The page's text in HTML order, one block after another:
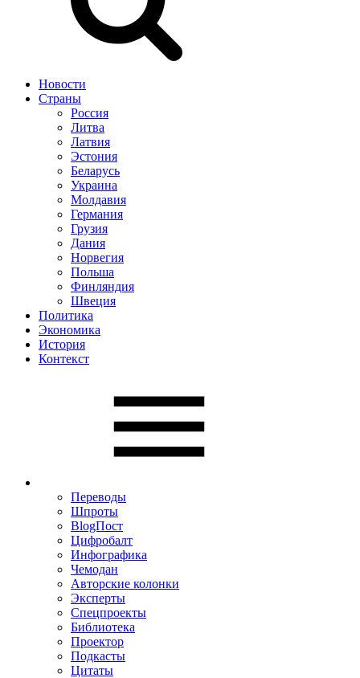
Новости
Страны
Россия
Литва
Латвия
Эстония
Беларусь
Украина
Молдавия
Германия
Грузия
Дания
Норвегия
Польша
Финляндия
Швеция
Политика
Экономика
История
Контекст
Переводы
Шпроты
BlogПост
Цифробалт
Инфографика
Чемодан
Авторские колонки
Эксперты
Спецпроекты
Библиотека
Проектор
Подкасты
Цитаты